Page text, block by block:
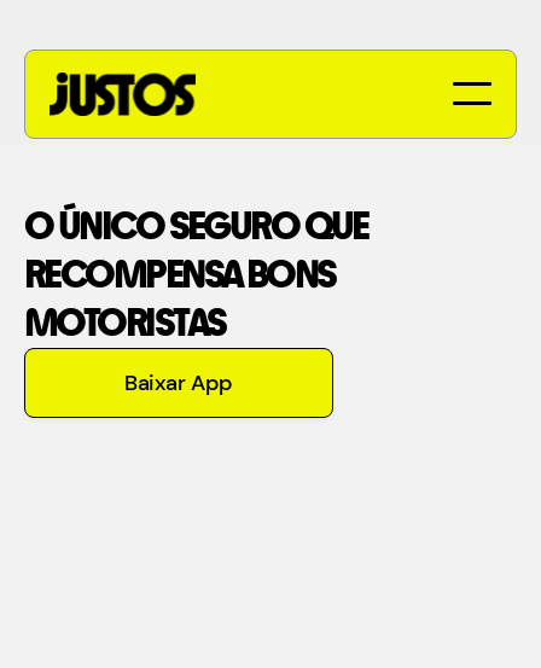
O ÚNICO SEGURO QUE
RECOMPENSA BONS
MOTORISTAS
Baixar App